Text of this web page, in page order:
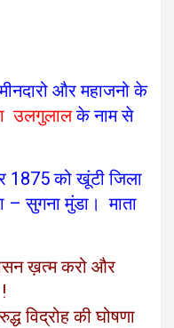
और महाजनो के
उलगुलालके नाम से
1875 को खूंटी जिला
– सुगना मुंडा। माता
ख़त्म करो और
विद्रोह की घोषणा